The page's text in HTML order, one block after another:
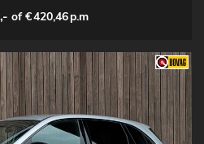
of €420,46p.m